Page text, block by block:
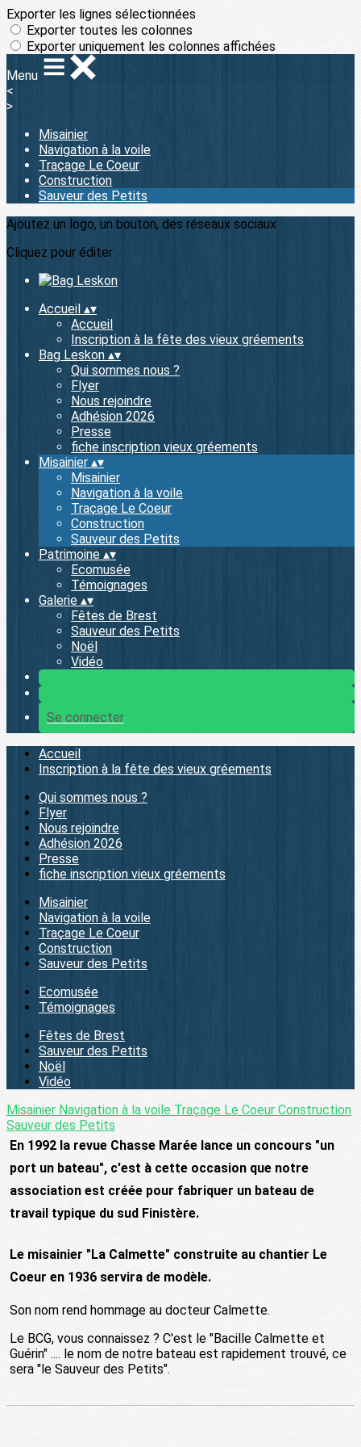
Exporter les lignes sélectionnées
Exporter toutes les colonnes
Exporter uniquement les colonnes affichées
Menu
<
>
Misainier
Navigation à la voile
Traçage Le Coeur
Construction
Sauveur des Petits
Ajoutez un logo, un bouton, des réseaux sociaux
Cliquez pour éditer
Accueil ▴▾
Accueil
Inscription à la fête des vieux gréements
Bag Leskon ▴▾
Qui sommes nous ?
Flyer
Nous rejoindre
Adhésion 2026
Presse
fiche inscription vieux gréements
Misainier ▴▾
Misainier
Navigation à la voile
Traçage Le Coeur
Construction
Sauveur des Petits
Patrimoine ▴▾
Ecomusée
Témoignages
Galerie ▴▾
Fêtes de Brest
Sauveur des Petits
Noël
Vidéo
Se connecter
Accueil
Inscription à la fête des vieux gréements
Qui sommes nous ?
Flyer
Nous rejoindre
Adhésion 2026
Presse
fiche inscription vieux gréements
Misainier
Navigation à la voile
Traçage Le Coeur
Construction
Sauveur des Petits
Ecomusée
Témoignages
Fêtes de Brest
Sauveur des Petits
Noël
Vidéo
Misainier Navigation à la voile Traçage Le Coeur Construction
Sauveur des Petits
En 1992 la revue Chasse Marée lance un concours "un
port un bateau", c'est à cette occasion que notre
association est créée pour fabriquer un bateau de
travail typique du sud Finistère.
Le misainier "La Calmette" construite au chantier Le
Coeur en 1936 servira de modèle.
Son nom rend hommage au docteur Calmette.
Le BCG, vous connaissez ? C'est le "Bacille Calmette et
Guérin" .... le nom de notre bateau est rapidement trouvé, ce
sera "le Sauveur des Petits".